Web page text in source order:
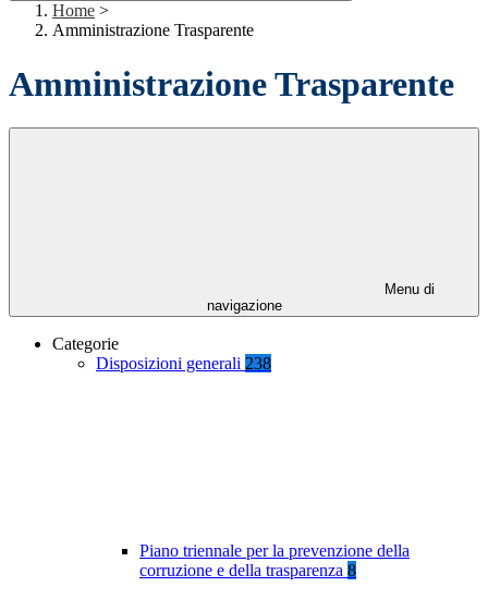
Home >
Amministrazione Trasparente
Amministrazione Trasparente
Menu di
navigazione
Categorie
Disposizioni generali 238
Piano triennale per la prevenzione della
corruzione e della trasparenza 8